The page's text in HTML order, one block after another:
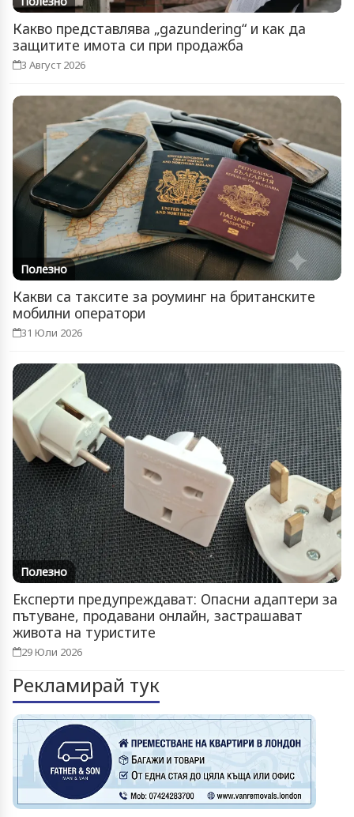
Какво представлява „gazundering“ и как да
защитите имота си при продажба
3 Август 2026
Полезно
Какви са таксите за роуминг на британските
мобилни оператори
31 Юли 2026
Полезно
Експерти предупреждават: Опасни адаптери за
пътуване, продавани онлайн, застрашават
живота на туристите
29 Юли 2026
Рекламирай тук